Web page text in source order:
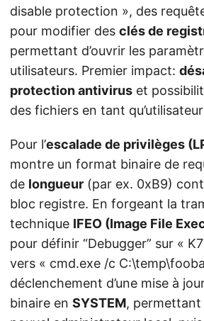
disable protection », des
pour modifier des clés de
permettant d’ouvrir les
utilisateurs. Premier impact:
protection antivirus et
des fichiers en tant
Pour l’escalade de privilèges
montre un format binaire de
de longueur (par ex. 0xB9)
bloc registre. En forgeant la
technique IFEO (Image File
pour définir “Debugger” sur «
vers « cmd.exe /c
déclenchement d’une mise à
binaire en SYSTEM, permettant